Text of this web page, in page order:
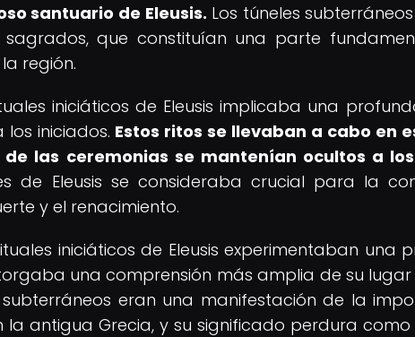
santuario de Eleusis. Los túneles
que constituían una parte
región.
iniciáticos de Eleusis implicaba una
iniciados. Estos ritos se llevaban a cabo en
las ceremonias se mantenían ocultos a
de Eleusis se consideraba crucial para la
y el renacimiento.
iniciáticos de Eleusis experimentaban una
una comprensión más amplia de su
subterráneos eran una manifestación de la
la antigua Grecia, y su significado perdura